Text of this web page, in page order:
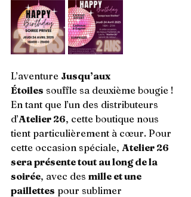
L’aventure Jusqu’aux
Étoiles souffle sa deuxième bougie !
En tant que l’un des distributeurs
d’Atelier 26, cette boutique nous
tient particulièrement à cœur. Pour
cette occasion spéciale, Atelier 26
sera présente tout au long de la
soirée, avec des mille et une
paillettes pour sublimer